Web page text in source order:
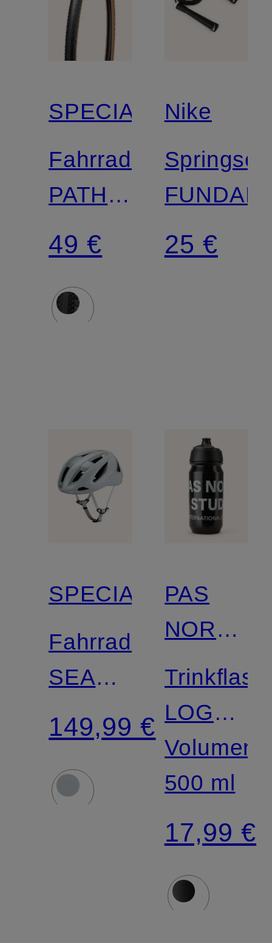
SPECIALIZED
Fahrradreifen
PATHFINDER
TLR
49 €
Nike
Springseil
25 €
SPECIALIZED
Fahrradhelm
SEARCH
MIPS
149,99 €
PAS
NORMAL
STUDIOS
LOGO
BIDON
Volumen:
500 ml
17,99 €